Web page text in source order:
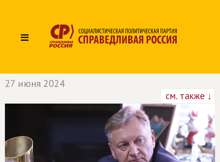
≡
27 июня 2024
см. также ↓